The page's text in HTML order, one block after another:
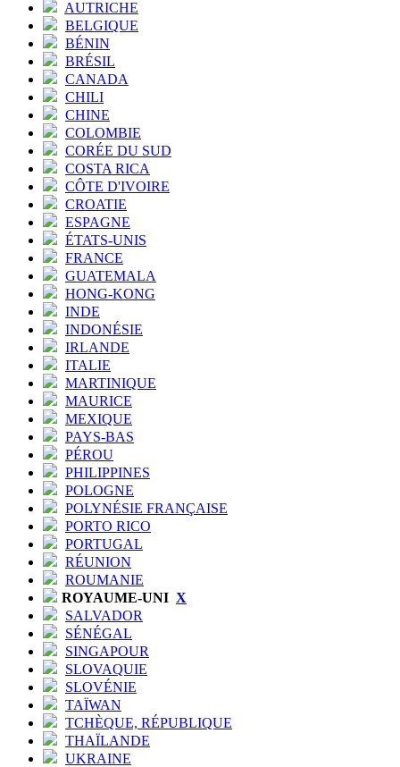
AUTRICHE
BELGIQUE
BÉNIN
BRÉSIL
CANADA
CHILI
CHINE
COLOMBIE
CORÉE DU SUD
COSTA RICA
CÔTE D'IVOIRE
CROATIE
ESPAGNE
ÉTATS-UNIS
FRANCE
GUATEMALA
HONG-KONG
INDE
INDONÉSIE
IRLANDE
ITALIE
MARTINIQUE
MAURICE
MEXIQUE
PAYS-BAS
PÉROU
PHILIPPINES
POLOGNE
POLYNÉSIE FRANÇAISE
PORTO RICO
PORTUGAL
RÉUNION
ROUMANIE
ROYAUME-UNI X
SALVADOR
SÉNÉGAL
SINGAPOUR
SLOVAQUIE
SLOVÉNIE
TAÏWAN
TCHÈQUE, RÉPUBLIQUE
THAÏLANDE
UKRAINE